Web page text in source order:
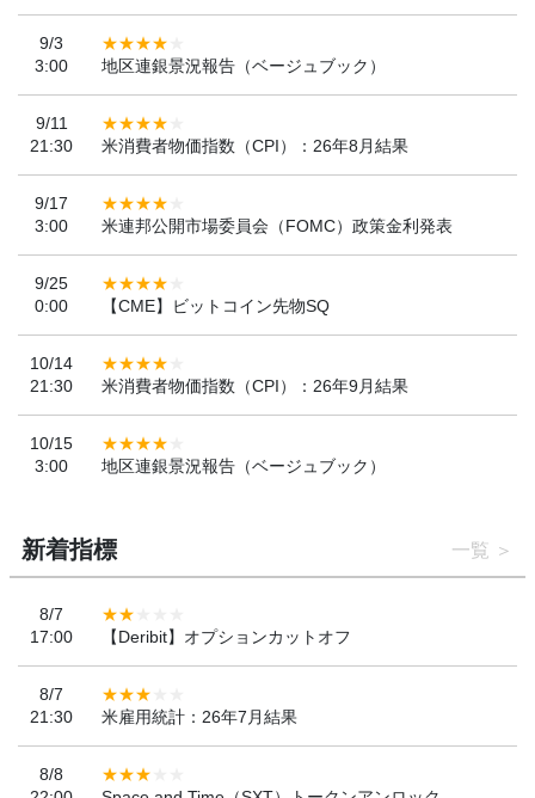
9/3
3:00
地区連銀景況報告（ベージュブック）
9/11
21:30
米消費者物価指数（CPI）：26年8月結果
9/17
3:00
米連邦公開市場委員会（FOMC）政策金利発表
9/25
0:00
【CME】ビットコイン先物SQ
10/14
21:30
米消費者物価指数（CPI）：26年9月結果
10/15
3:00
地区連銀景況報告（ベージュブック）
新着指標 一覧
8/7
17:00
【Deribit】オプションカットオフ
8/7
21:30
米雇用統計：26年7月結果
8/8